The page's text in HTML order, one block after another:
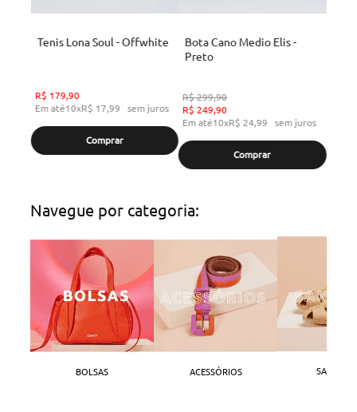
Tenis Lona Soul - Offwhite
R$ 179,90
Em até10xR$ 17,99 sem juros
Comprar
Bota Cano Medio Elis -
Preto
R$299,90
R$ 249,90
Em até10xR$ 24,99 sem juros
Comprar
Navegue por categoria:
BOLSAS ACESSÓRIOS